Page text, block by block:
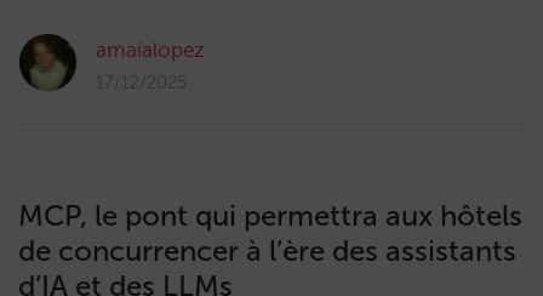
amaialopez
17/12/2025
MCP, le pont qui permettra aux hôtels
de concurrencer à l’ère des assistants
d’IA et des LLMs